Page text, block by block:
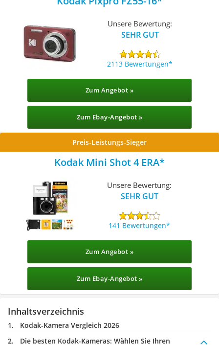
Unsere Bewertung:
SEHR GUT
2113 Bewertungen
Zum Angebot »
Zum Ebay-Angebot »
Preis-Leistungs-Sieger
Kodak Mini Shot 4 ERA
Unsere Bewertung:
SEHR GUT
141 Bewertungen
Zum Angebot »
Zum Ebay-Angebot »
Inhaltsverzeichnis
Kodak-Kamera Vergleich 2026
Die besten Kodak-Kameras: Wählen Sie Ihren